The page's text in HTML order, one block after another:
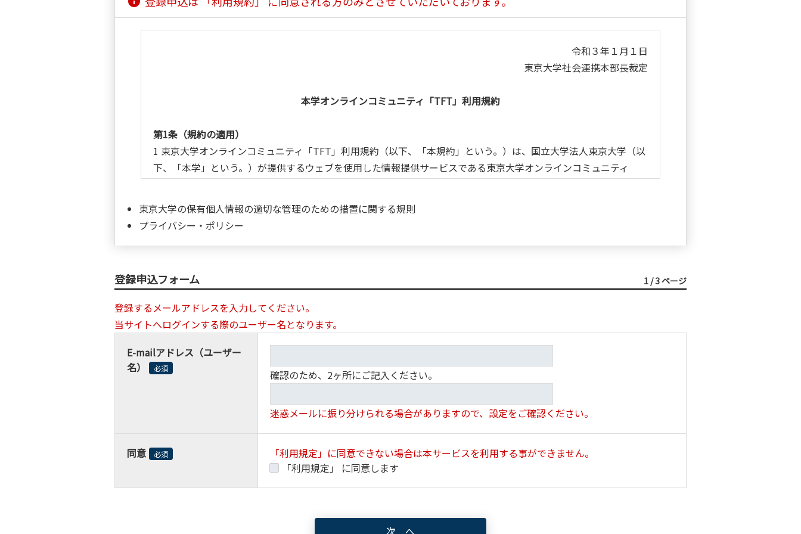
令和３年１月１日
東京大学社会連携本部長裁定
本学オンラインコミュニティ「TFT」利用規約
第1条（規約の適用）
1 東京大学オンラインコミュニティ「TFT」利用規約（以下、「本規約」という。）は、国立大学法人東京大学（以
下、「本学」という。）が提供するウェブを使用した情報提供サービスである東京大学オンラインコミュニティ
2 利用者は、TFTを利用することにより、本規約すべての記載内容について、同意されたものとみなされます。
3 本学が、利用者に対して発する所定の通知は本規約の一部を構成するものとします。
は、変更後の内容に同意しているとみなされます。
2 変更後の規約は、本学が別途定める場合を除き、TFTのウェブサイト上に掲載した時点より効力を生じるものとし
ます。
第3条（本学からの通知）
1 本学は、TFTのウェブサイト上への掲載や電子メールの送付、その他本学が適当と判断する方法により、利用者に
対し、随時必要な事項を通知します。
2 前項の通知は、本学が当該通知をTFTのウェブサイト上又は電子メールで行った場合は、TFTのウェブサイト上に
掲載し又は電子メールを発送した時点より効力を発するものとします。
第4条（利用に際して）
1 TFTから配信される情報については、その信頼性などを本学が保証するものではありません。当該情報の解釈や信
頼性については利用者が判断し、利用者の責任において情報を利用することとなります。
き、その結果について本学はいかなる責任も負わないものとします。
東京大学の保有個人情報の適切な管理のための措置に関する規則
プライバシー・ポリシー
登録申込フォーム 1 / 3 ページ
登録するメールアドレスを入力してください。
当サイトへログインする際のユーザー名となります。
E-mailアドレス（ユーザー
名）
必須 確認のため、2ヶ所にご記入ください。
迷惑メールに振り分けられる場合がありますので、設定をご確認ください。
同意 必須
「利用規定」に同意できない場合は本サービスを利用する事ができません。
「利用規定」 に同意します